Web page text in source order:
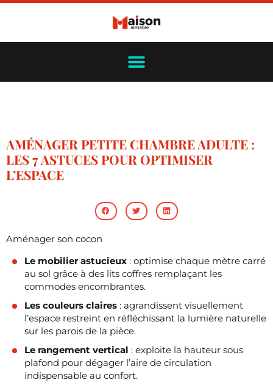
AMÉNAGER PETITE CHAMBRE ADULTE :
LES 7 ASTUCES POUR OPTIMISER
L’ESPACE
Aménager son cocon
Le mobilier astucieux : optimise chaque mètre carré
au sol grâce à des lits coffres remplaçant les
commodes encombrantes.
Les couleurs claires : agrandissent visuellement
l’espace restreint en réfléchissant la lumière naturelle
sur les parois de la pièce.
Le rangement vertical : exploite la hauteur sous
plafond pour dégager l’aire de circulation
indispensable au confort.